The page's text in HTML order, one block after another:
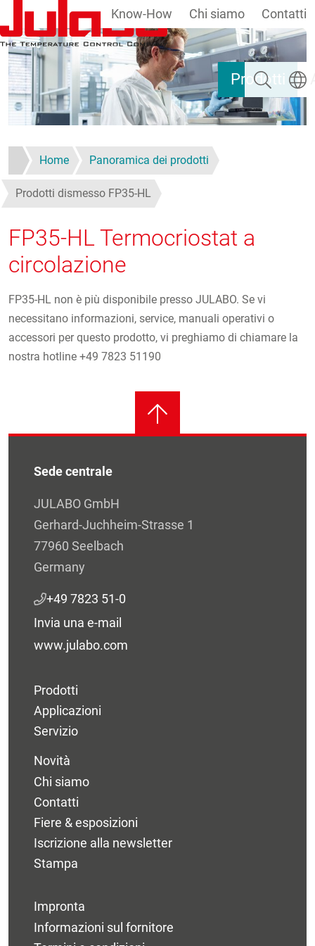
Salta al contenuto principale
Prodotti
Know-How Chi siamo Contatti
Ricerca
Home Panoramica dei prodotti
Prodotti dismesso FP35-HL
FP35-HL Termocriostat a
circolazione
FP35-HL non è più disponibile presso JULABO. Se vi
necessitano informazioni, service, manuali operativi o
accessori per questo prodotto, vi preghiamo di chiamare la
nostra hotline +49 7823 51190
Sede centrale
JULABO GmbH
Gerhard-Juchheim-Strasse 1
77960 Seelbach
Germany
+49 7823 51-0
Invia una e-mail
www.julabo.com
Prodotti
Applicazioni
Servizio
Novità
Chi siamo
Contatti
Fiere & esposizioni
Iscrizione alla newsletter
Stampa
Impronta
Informazioni sul fornitore